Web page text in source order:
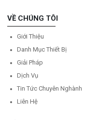
VỀ CHÚNG TÔI
Giới Thiệu
Danh Mục Thiết Bị
Giải Pháp
Dịch Vụ
Tin Tức Chuyên Nghành
Liên Hệ